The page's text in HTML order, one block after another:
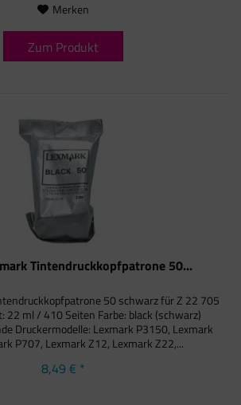
Merken
Zum Produkt
Tintendruckkopfpatrone 50...
50 schwarz für Z 22 705
22 ml / 410 Seiten Farbe: black (schwarz)
Druckermodelle: Lexmark P3150, Lexmark
P707, Lexmark Z12, Lexmark Z22,...
8,49 € *